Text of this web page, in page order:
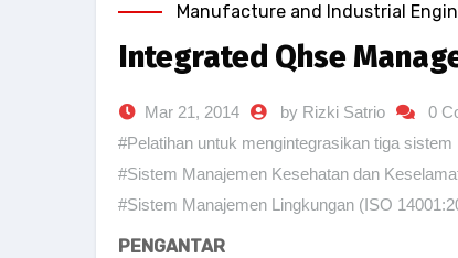
Manufacture and Industrial
Integrated Qhse
Mar 21, 2014 by Rizki Satrio 0
#Pelatihan untuk mengintegrasikan tiga sistem
#Sistem Manajemen Kesehatan dan
#Sistem Manajemen Lingkungan (ISO
PENGANTAR